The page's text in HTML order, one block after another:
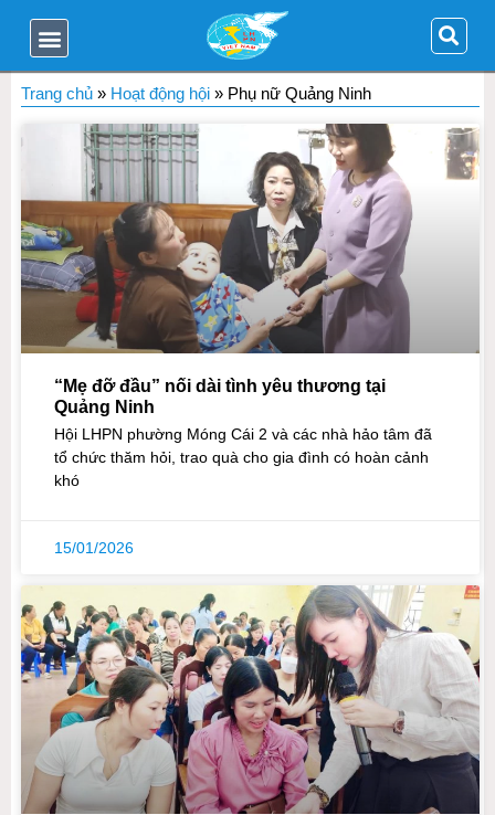
Trang chủ» Hoạt động hội» Phụ nữ Quảng Ninh
“Mẹ đỡ đầu” nối dài tình yêu thương tại
Quảng Ninh
Hội LHPN phường Móng Cái 2 và các nhà hảo tâm đã
tổ chức thăm hỏi, trao quà cho gia đình có hoàn cảnh
khó
15/01/2026